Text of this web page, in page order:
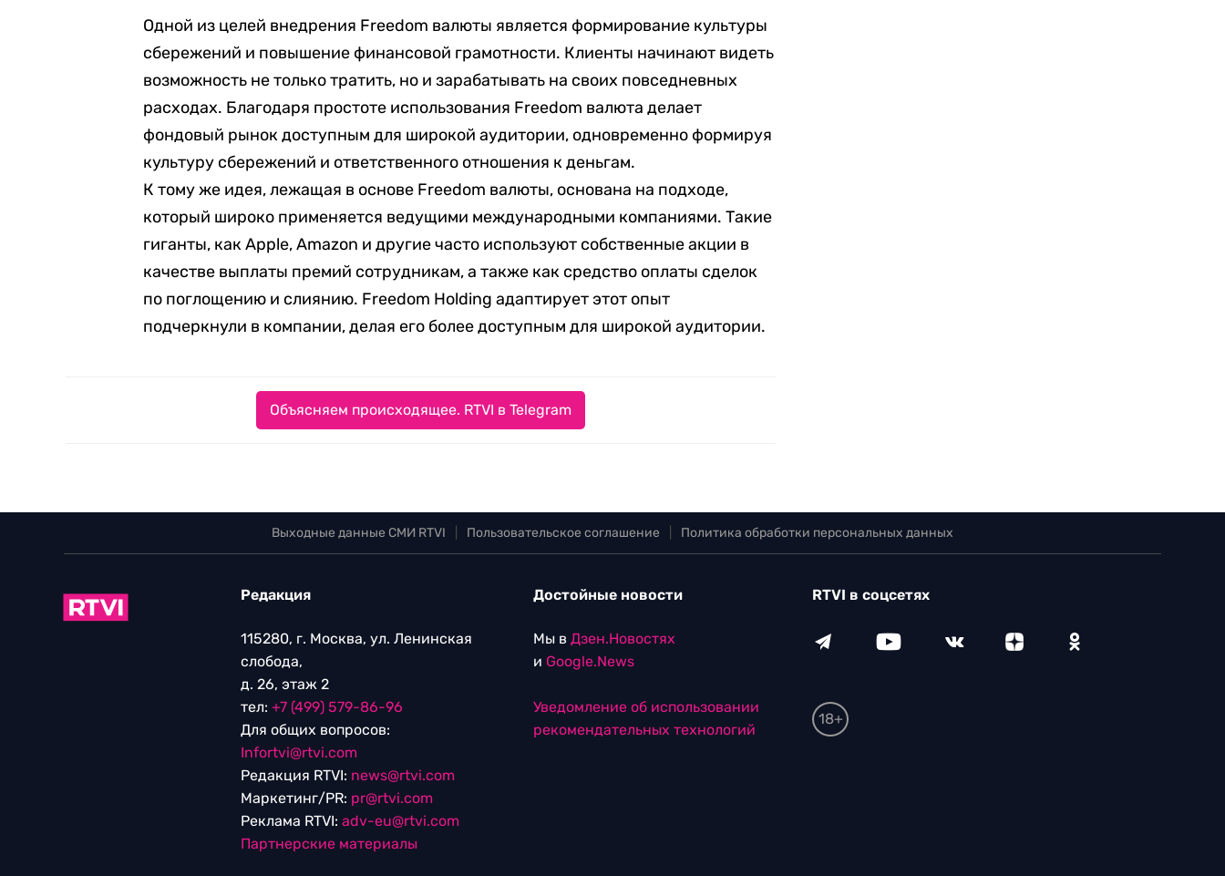
Одной из целей внедрения Freedom валюты является формирование культуры
сбережений и повышение финансовой грамотности. Клиенты начинают видеть
возможность не только тратить, но и зарабатывать на своих повседневных
расходах. Благодаря простоте использования Freedom валюта делает
фондовый рынок доступным для широкой аудитории, одновременно формируя
культуру сбережений и ответственного отношения к деньгам.
К тому же идея, лежащая в основе Freedom валюты, основана на подходе,
который широко применяется ведущими международными компаниями. Такие
гиганты, как Apple, Amazon и другие часто используют собственные акции в
качестве выплаты премий сотрудникам, а также как средство оплаты сделок
по поглощению и слиянию. Freedom Holding адаптирует этот опыт
подчеркнули в компании, делая его более доступным для широкой аудитории.
Объясняем происходящее. RTVI в Telegram
Выходные данные СМИ RTVI Пользовательское соглашение Политика обработки персональных данных
Редакция
115280, г. Москва, ул. Ленинская
слобода,
д. 26, этаж 2
тел: +7 (499) 579-86-96
Для общих вопросов:
Infortvi@rtvi.com
Редакция RTVI: news@rtvi.com
Маркетинг/PR: pr@rtvi.com
Реклама RTVI: adv-eu@rtvi.com
Партнерские материалы
Достойные новости
Мы в Дзен.Новостях
и Google.News
Уведомление об использовании
рекомендательных технологий
RTVI в соцсетях
18+